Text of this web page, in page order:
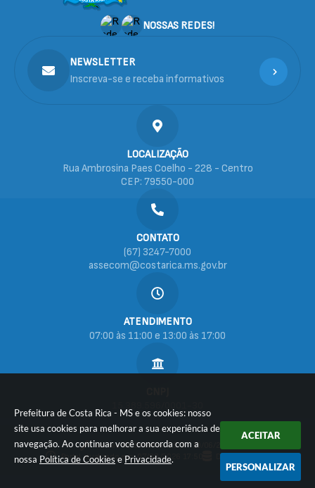
Prefeitura de Costa Rica - MS e os cookies: nosso
site usa cookies para melhorar a sua experiência de
navegação. Ao continuar você concorda com a
nossa Política de Cookies e Privacidade.
ACEITAR
PERSONALIZAR
NOSSAS REDES!
LOCALIZAÇÃO
Rua Ambrosina Paes Coelho - 228 - Centro
CEP: 79550-000
CONTATO
(67) 3247-7000
assecom@costarica.ms.gov.br
ATENDIMENTO
07:00 às 11:00 e 13:00 às 17:00
NEWSLETTER
Inscreva-se e receba informativos
Versão do Sistema:3.5.3 - 19/06/2026
Portal atualizado em:07/08/2026 17:50 Dados Abertos